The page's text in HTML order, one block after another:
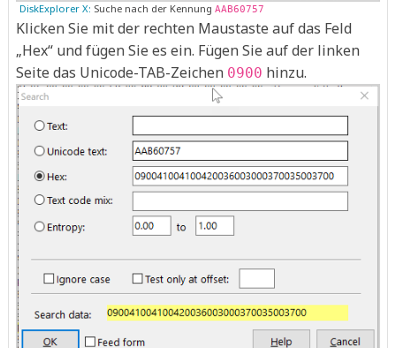
DiskExplorer X: Suche nach der Kennung AAB60757
Klicken Sie mit der rechten Maustaste auf das Feld
„Hex“ und fügen Sie es ein. Fügen Sie auf der linken
Seite das Unicode-TAB-Zeichen 0900 hinzu.